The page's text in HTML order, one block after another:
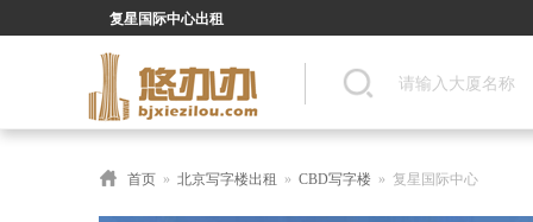
复星国际中心出租
首页 » 北京写字楼出租 » CBD写字楼 » 复星国际中心